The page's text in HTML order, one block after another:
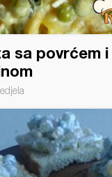
sa povrćem i